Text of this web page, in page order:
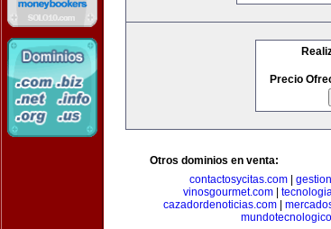
Precio
Otros dominios en venta:
contactosycitas.com|
vinosgourmet.com
cazadordenoticias.com